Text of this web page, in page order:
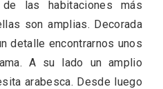
las habitaciones más
son amplias. Decorada
detalle encontrarnos unos
A su lado un amplio
arabesca. Desde luego